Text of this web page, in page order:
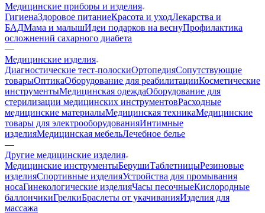
Медицинские приборы и изделия
ГигиенаЗдоровое питаниеКрасота и уходЛекарства и
БАДМама и малышИдеи подарков на веснуПрофилактика
осложнений сахарного диабета
—
Медицинские изделия
Диагностические тест-полоскиОртопедияСопутствующие
товарыОптикаОборудование для реабилитацииКосметические
инструментыМедицинская одеждаОборудование для
стерилизации медицинских инструментовРасходные
медицинские материалыМедицинская техникаМедицинские
товары для электрооборудованияИнтимные
изделияМедицинская мебельЛечебное белье
—
Другие медицинские изделия
Медицинские инструментыБерушиТаблетницыРезиновые
изделияСпортивные изделияУстройства для промывания
носаГинекологические изделияЧасы песочныеКислородные
баллончикиГрелкиБраслеты от укачиванияИзделия для
массажа